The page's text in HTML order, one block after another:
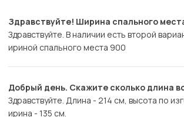
Здравствуйте! Ширина спального
Здравствуйте. В наличии есть второй
ириной спального места 900
Добрый день. Скажите сколько длина
Здравствуйте. Длина - 214 см, высота по
ирина - 135 см.